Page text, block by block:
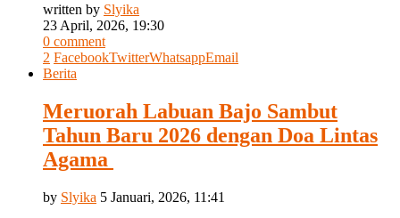
written by Slyika
23 April, 2026, 19:30
0 comment
2 FacebookTwitterWhatsappEmail
Berita
Meruorah Labuan Bajo Sambut
Tahun Baru 2026 dengan Doa Lintas
Agama
by Slyika 5 Januari, 2026, 11:41